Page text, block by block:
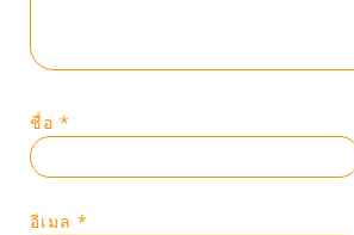
ชื่อ *
อีเมล *